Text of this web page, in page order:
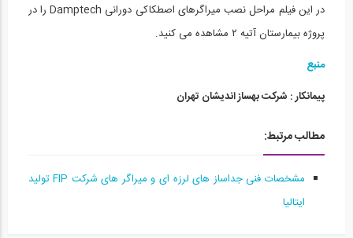
1:29:44
1:29:44
در این فیلم مراحل نصب میراگرهای اصطکاکی دورانی Damptech را در
پروژه بیمارستان آتیه ۲ مشاهده می کنید.
منبع
پیمانکار : شرکت بهساز اندیشان تهران
مطالب مرتبط:
مشخصات فنی جداساز های لرزه ای و میراگر های شرکت FIP تولید
ایتالیا